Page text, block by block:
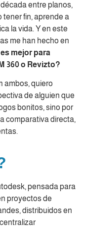
entre planos,
tener fin, aprende a
la vida. Y en este
me han hecho en
mejor para
360 o Revizto?
ambos, quiero
de alguien que
bonitos, sino por
comparativa directa,
pensada para
proyectos de
distribuidos en